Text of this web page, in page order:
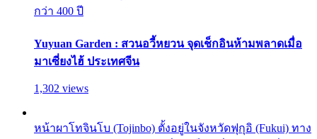
กว่า 400 ปี
Yuyuan Garden : สวนอวี้หยวน จุดเช็กอินห้ามพลาดเมื่อ
มาเซี่ยงไฮ้ ประเทศจีน
1,302 views
หน้าผาโทจินโบ (Tojinbo) ตั้งอยู่ในจังหวัดฟุกุอิ (Fukui) ทาง